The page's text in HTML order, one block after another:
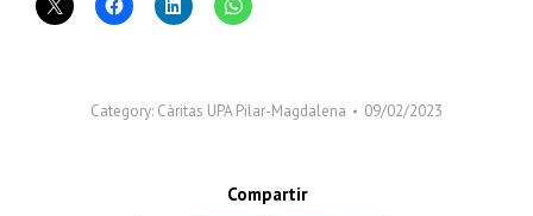
Category: Càritas UPA Pilar-Magdalena 09/02/2023
Compartir